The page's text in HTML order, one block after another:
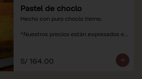
Pastel de choclo
Hecho con puro choclo tierno.
*Nuestros precios están expresados en
S/ 164.00